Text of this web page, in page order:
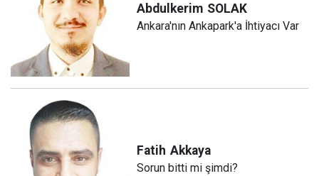
Abdulkerim SOLAK
Ankara'nın Ankapark'a İhtiyacı Var
Fatih Akkaya
Sorun bitti mi şimdi?